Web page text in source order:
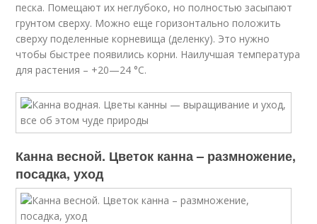
песка. Помещают их неглубоко, но полностью засыпают
грунтом сверху. Можно еще горизонтально положить
сверху поделенные корневища (деленку). Это нужно
чтобы быстрее появились корни. Наилучшая температура
для растения – +20—24 °С.
Канна весной. Цветок канна – размножение,
посадка, уход